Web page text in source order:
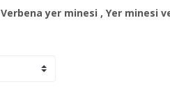
Verbena yer minesi , Yer minesi